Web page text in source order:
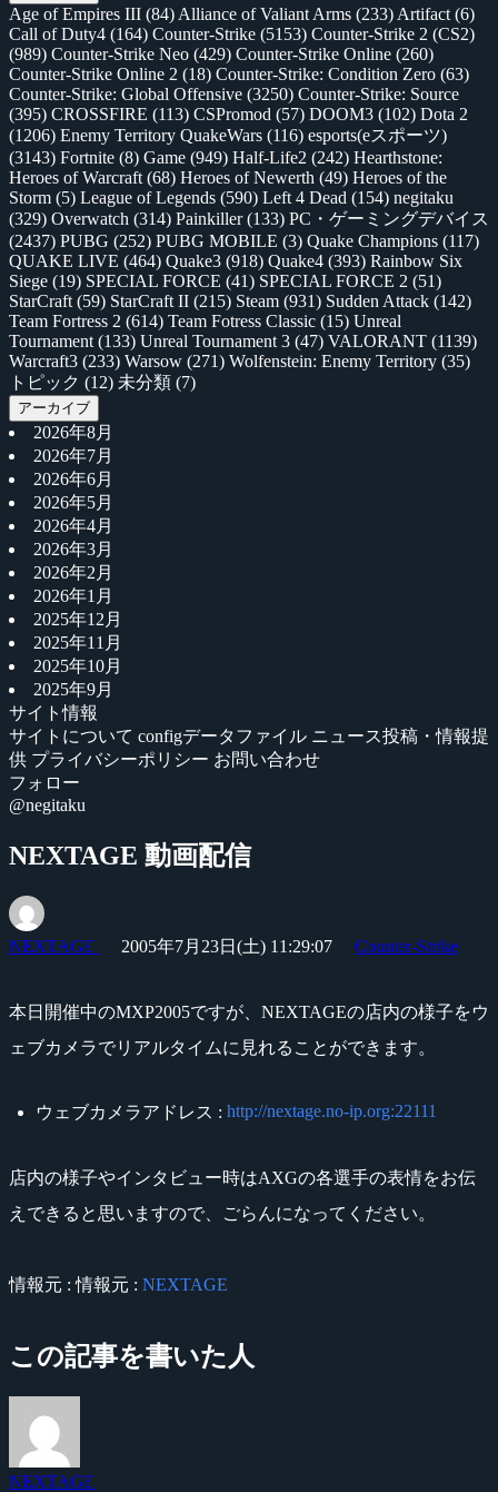
Age of Empires III (84) Alliance of Valiant Arms (233) Artifact (6)
Call of Duty4 (164) Counter-Strike (5153) Counter-Strike 2 (CS2)
(989) Counter-Strike Neo (429) Counter-Strike Online (260)
Counter-Strike Online 2 (18) Counter-Strike: Condition Zero (63)
Counter-Strike: Global Offensive (3250) Counter-Strike: Source
(395) CROSSFIRE (113) CSPromod (57) DOOM3 (102) Dota 2
(1206) Enemy Territory QuakeWars (116) esports(eスポーツ)
(3143) Fortnite (8) Game (949) Half-Life2 (242) Hearthstone:
Heroes of Warcraft (68) Heroes of Newerth (49) Heroes of the
Storm (5) League of Legends (590) Left 4 Dead (154) negitaku
(329) Overwatch (314) Painkiller(133) PC・ゲーミングデバイス
(2437) PUBG (252) PUBG MOBILE (3) Quake Champions (117)
QUAKE LIVE (464) Quake3 (918) Quake4 (393) Rainbow Six
Siege (19) SPECIAL FORCE (41) SPECIAL FORCE 2 (51)
StarCraft (59) StarCraft II (215) Steam (931) Sudden Attack (142)
Team Fortress 2 (614) Team Fotress Classic (15) Unreal
Tournament (133) Unreal Tournament 3 (47) VALORANT (1139)
Warcraft3 (233) Warsow (271) Wolfenstein: Enemy Territory (35)
トピック (12) 未分類 (7)
アーカイブ
2026年8月
2026年7月
2026年6月
2026年5月
2026年4月
2026年3月
2026年2月
2026年1月
2025年12月
2025年11月
2025年10月
2025年9月
サイト情報
サイトについて configデータファイル ニュース投稿・情報提
供 プライバシーポリシー お問い合わせ
フォロー
@negitaku
NEXTAGE 動画配信
NEXTAGE 2005年7月23日(土) 11:29:07 Counter-Strike
本日開催中のMXP2005ですが、NEXTAGEの店内の様子をウ
ェブカメラでリアルタイムに見れることができます。
ウェブカメラアドレス : http://nextage.no-ip.org:22111
店内の様子やインタビュー時はAXGの各選手の表情をお伝
えできると思いますので、ごらんになってください。
情報元 : 情報元 : NEXTAGE
この記事を書いた人
NEXTAGE